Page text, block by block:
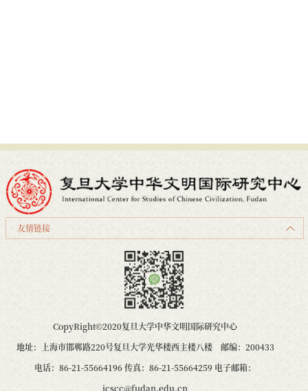
友情链接
CopyRight©2020复旦大学中华文明国际研究中心
地址：上海市邯郸路220号复旦大学光华楼西主楼八楼 邮编：200433
电话：86-21-55664196 传真：86-21-55664259 电子邮箱：
icscc@fudan.edu.cn